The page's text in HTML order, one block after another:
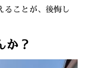
ることが、後悔し
か？